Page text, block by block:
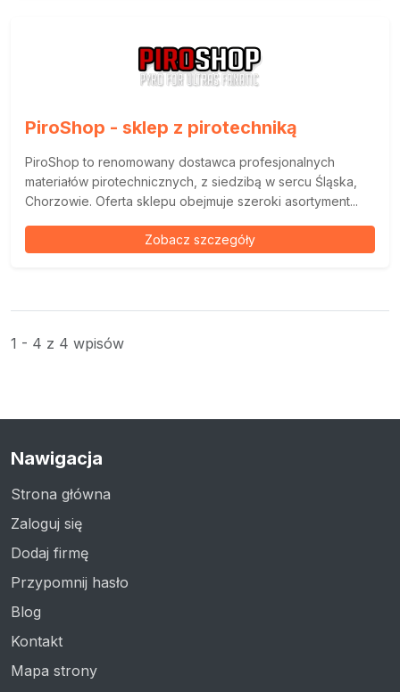
PiroShop - sklep z pirotechniką
PiroShop to renomowany dostawca profesjonalnych
materiałów pirotechnicznych, z siedzibą w sercu Śląska,
Chorzowie. Oferta sklepu obejmuje szeroki asortyment...
Zobacz szczegóły
1 - 4 z 4 wpisów
Nawigacja
Strona główna
Zaloguj się
Dodaj firmę
Przypomnij hasło
Blog
Kontakt
Mapa strony